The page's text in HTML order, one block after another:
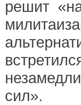
решит
сил».